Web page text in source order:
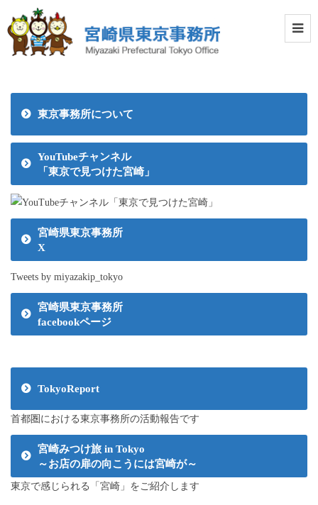
東京事務所について
YouTubeチャンネル
「東京で見つけた宮崎」
宮崎県東京事務所
X
Tweets by miyazakip_tokyo
宮崎県東京事務所
facebookページ
TokyoReport
首都圏における東京事務所の活動報告です
宮崎みつけ旅 in Tokyo
～お店の扉の向こうには宮崎が～
東京で感じられる「宮崎」をご紹介します